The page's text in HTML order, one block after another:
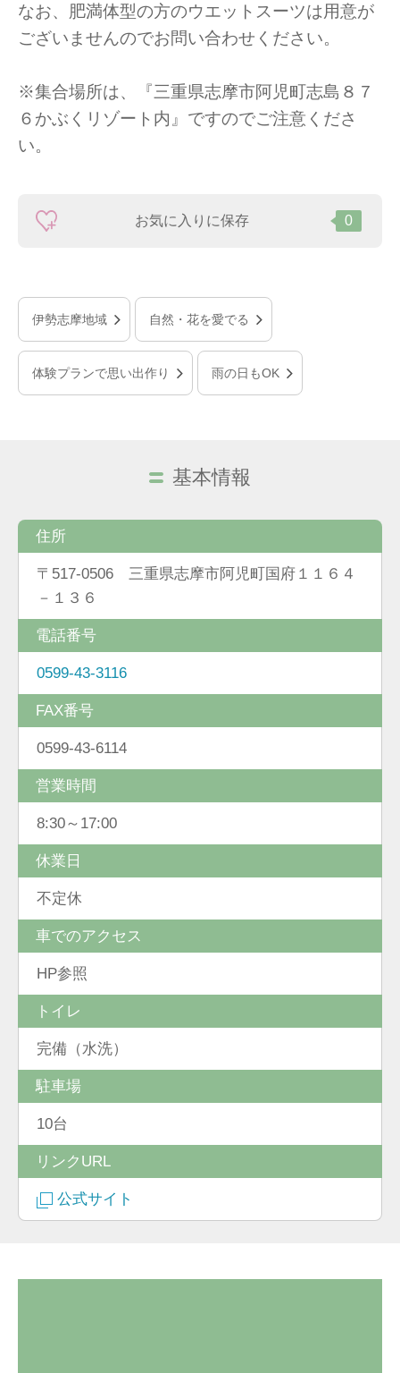
なお、肥満体型の方のウエットスーツは用意が
ございませんのでお問い合わせください。
※集合場所は、『三重県志摩市阿児町志島８７
６かぶくリゾート内』ですのでご注意くださ
い。
お気に入りに保存 0
伊勢志摩地域 自然・花を愛でる
体験プランで思い出作り 雨の日もOK
基本情報
住所
〒517-0506 三重県志摩市阿児町国府１１６４
－１３６
電話番号
0599-43-3116
FAX番号
0599-43-6114
営業時間
8:30～17:00
休業日
不定休
車でのアクセス
HP参照
トイレ
完備（水洗）
駐車場
10台
リンクURL
公式サイト